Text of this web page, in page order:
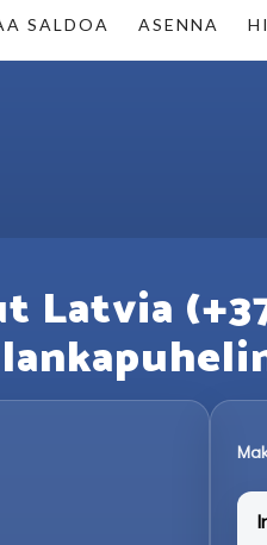
SALDOA ASENNA
Latvia